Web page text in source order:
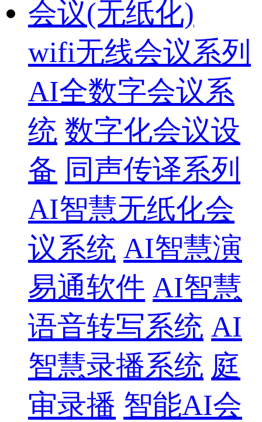
会议(无纸化)
wifi无线会议系列
AI全数字会议系
统 数字化会议设
备 同声传译系列
AI智慧无纸化会
议系统 AI智慧演
易通软件 AI智慧
语音转写系统 AI
智慧录播系统 庭
审录播 智能AI会